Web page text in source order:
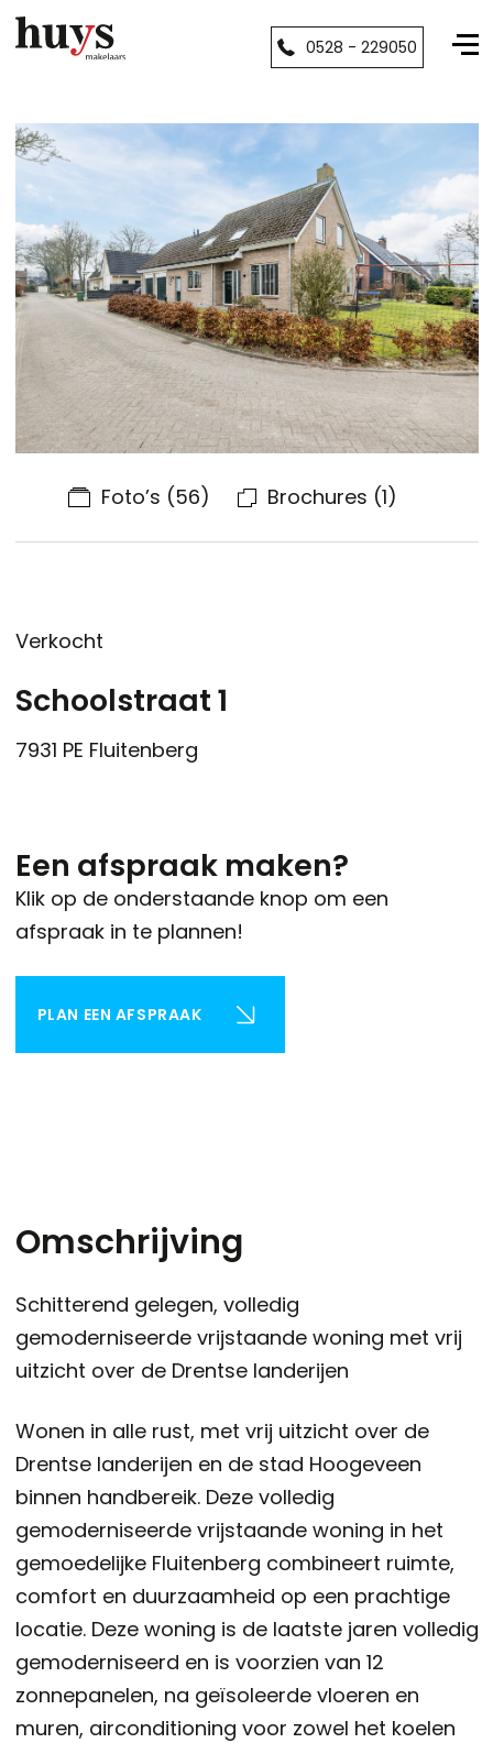
0528 - 229050
Foto’s (56) Brochures (1)
Verkocht
Schoolstraat 1
7931 PE Fluitenberg
Een afspraak maken?
Klik op de onderstaande knop om een
afspraak in te plannen!
PLAN EEN AFSPRAAK
Omschrijving
Schitterend gelegen, volledig
gemoderniseerde vrijstaande woning met vrij
uitzicht over de Drentse landerijen
Wonen in alle rust, met vrij uitzicht over de
Drentse landerijen en de stad Hoogeveen
binnen handbereik. Deze volledig
gemoderniseerde vrijstaande woning in het
gemoedelijke Fluitenberg combineert ruimte,
comfort en duurzaamheid op een prachtige
locatie. Deze woning is de laatste jaren volledig
gemoderniseerd en is voorzien van 12
zonnepanelen, na geïsoleerde vloeren en
muren, airconditioning voor zowel het koelen